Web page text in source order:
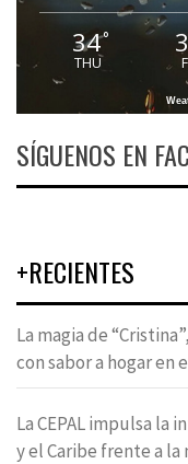
34°
THU
SÍGUENOS EN
+RECIENTES
La magia de
con sabor a hogar en
La CEPAL impulsa la
y el Caribe frente a